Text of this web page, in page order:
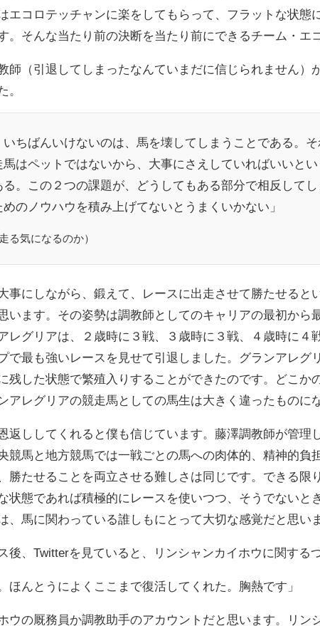
エコロテッチャンに楽をしてもらって、フラットな状
。そんな当たり前の決断を当たり前にできるチーム・エ
師（引退してしまったなんていまだに信じられません）
。
いちばんいけないのは、馬を壊してしまうことである。
はペットではないから、大事にさえしていればいいと
。この２つの課題が、どうしてもある部分で相反して
のノウハウを積み上げてないとうまくいかない」
る気になるのか）
事にしながら、鍛えて、レースに出走させて勝たせると
います。その姿勢は調教師としてのキャリアの最初から
レグリアは、２歳時に３戦、３歳時に３戦、４歳時に４
で最も強いレースを見せて引退しました。グランアレグ
残した状態で繁殖入りすることができたのです。どこ
アレグリアの競走馬としての馬生は大きく違ったものに
返ししてくれると僕も信じています。藤澤調教師が管理
競馬と地方競馬では一戦ごとの馬への肉体的、精神的
勝たせることを両立させる難しさは同じです。できる限
状態であれば積極的にレースを使いつつ、そうでないと
、馬に関わっている誰しもにとって大切な感覚だと思い
後、Twitterを見ていると、リンシャンカイホウに関する
ほんとうによくここまで復活してくれた。胸熱です」
ウの厩務員か調教助手のアカウントだと思います。リン